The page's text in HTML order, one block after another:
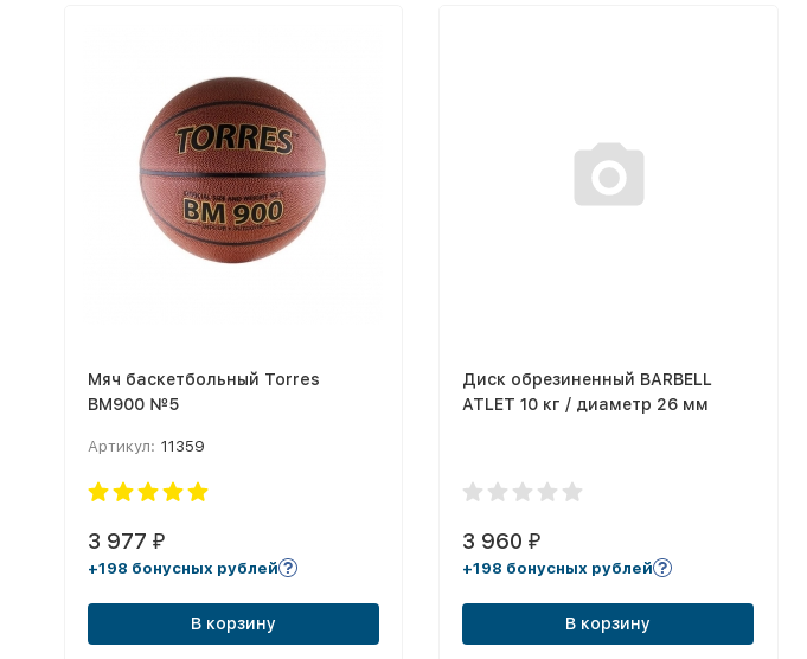
Мяч баскетбольный Torres
BM900 №5
Артикул: 11359
3 977 ₽
+198 бонусных рублей
В корзину
Диск обрезиненный BARBELL
ATLET 10 кг / диаметр 26 мм
3 960₽
+198 бонусных рублей
В корзину